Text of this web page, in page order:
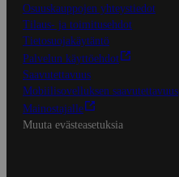
Osuuskauppojen yhteystiedot
Tilaus- ja toimitusehdot
Tietosuojakäytäntö
Palvelun käyttöehdot
Saavutettavuus
Mobiilisovelluksen saavutettavuus
Mainostajalle
Muuta evästeasetuksia